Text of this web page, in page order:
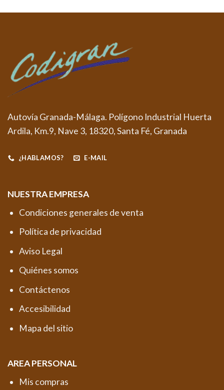
Autovía Granada-Málaga. Polígono Industrial Huerta
Ardila, Km.9, Nave 3, 18320, Santa Fé, Granada
¿HABLAMOS? E-MAIL
NUESTRA EMPRESA
Condiciones generales de venta
Política de privacidad
Aviso Legal
Quiénes somos
Contáctenos
Accesibilidad
Mapa del sitio
AREA PERSONAL
Mis compras